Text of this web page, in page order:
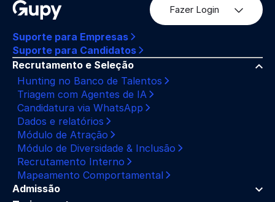
Fazer Login
Suporte para Empresas
Suporte para Candidatos
Recrutamento e Seleção
Hunting no Banco de Talentos
Triagem com Agentes de IA
Candidatura via WhatsApp
Dados e relatórios
Módulo de Atração
Módulo de Diversidade & Inclusão
Recrutamento Interno
Mapeamento Comportamental
Admissão